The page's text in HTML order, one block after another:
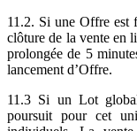
11.2. Si une Offre est
clôture de la vente en
prolongée de 5
lancement d’Offre.
11.3 Si un Lot
poursuit pour cet